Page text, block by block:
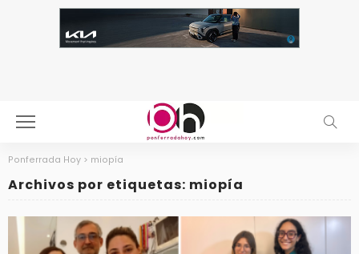
Ponferrada Hoy > miopía
Archivos por etiquetas: miopía